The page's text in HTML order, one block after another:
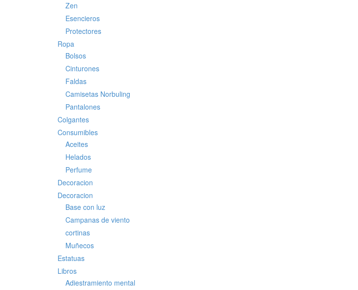
Zen
Esencieros
Protectores
Ropa
Bolsos
Cinturones
Faldas
Camisetas Norbuling
Pantalones
Colgantes
Consumibles
Aceites
Helados
Perfume
Decoracion
Decoracion
Base con luz
Campanas de viento
cortinas
Muñecos
Estatuas
Libros
Adiestramiento mental